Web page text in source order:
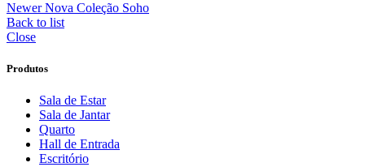
Newer Nova Coleção Soho
Back to list
Close
Produtos
Sala de Estar
Sala de Jantar
Quarto
Hall de Entrada
Escritório